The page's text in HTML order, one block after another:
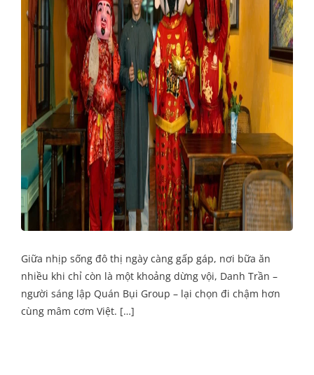
Giữa nhịp sống đô thị ngày càng gấp gáp, nơi bữa ăn
nhiều khi chỉ còn là một khoảng dừng vội, Danh Trần –
người sáng lập Quán Bụi Group – lại chọn đi chậm hơn
cùng mâm cơm Việt. […]